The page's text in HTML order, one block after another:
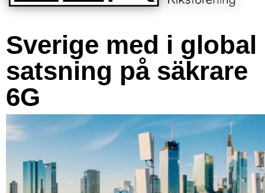
Sverige med i global
satsning på säkrare
6G